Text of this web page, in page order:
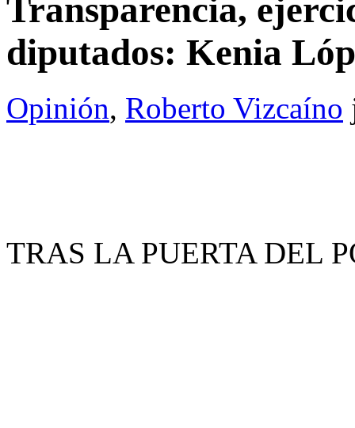
Transparencia,
diputados: Kenia
Opinión, Roberto Vizcaíno
TRAS LA PUERTA DEL